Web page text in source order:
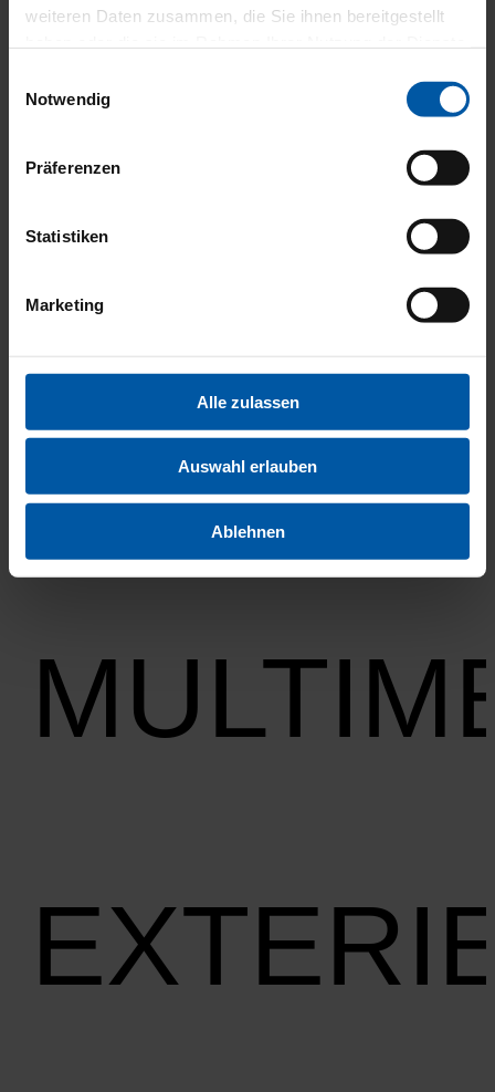
weiteren Daten zusammen, die Sie ihnen bereitgestellt
Notwendig
Präferenzen
Statistiken
Marketing
Alle zulassen
Auswahl erlauben
Ablehnen
UND